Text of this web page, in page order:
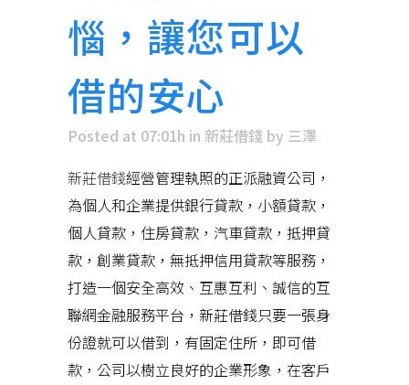
惱，讓您可以
借的安心
Posted at 07:01h in 新莊借錢 by 三澤
新莊借錢經營管理執照的正派融資公司，
為個人和企業提供銀行貸款，小額貸款，
個人貸款，住房貸款，汽車貸款，抵押貸
款，創業貸款，無抵押信用貸款等服務，
打造一個安全高效、互惠互利、誠信的互
聯網金融服務平台，新莊借錢只要一張身
份證就可以借到，有固定住所，即可借
款，公司以樹立良好的企業形象，在客戶